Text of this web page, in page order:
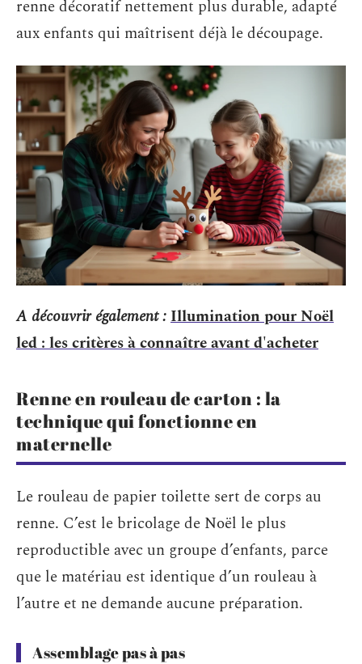
renne décoratif nettement plus durable, adapté
aux enfants qui maîtrisent déjà le découpage.
A découvrir également :Illumination pour Noël
led : les critères à connaître avant d'acheter
Renne en rouleau de carton : la
technique qui fonctionne en
maternelle
Le rouleau de papier toilette sert de corps au
renne. C’est le bricolage de Noël le plus
reproductible avec un groupe d’enfants, parce
que le matériau est identique d’un rouleau à
l’autre et ne demande aucune préparation.
Assemblage pas à pas